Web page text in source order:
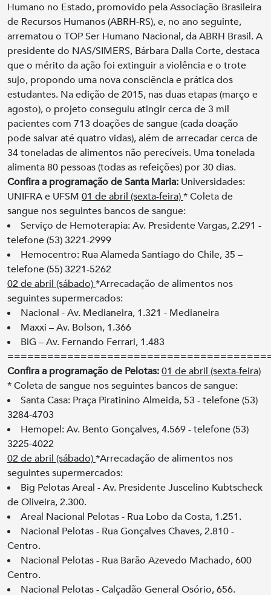
Humano no Estado, promovido pela Associação Brasileira
de Recursos Humanos (ABRH-RS), e, no ano seguinte,
arrematou o TOP Ser Humano Nacional, da ABRH Brasil. A
presidente do NAS/SIMERS, Bárbara Dalla Corte, destaca
que o mérito da ação foi extinguir a violência e o trote
sujo, propondo uma nova consciência e prática dos
estudantes. Na edição de 2015, nas duas etapas (março e
agosto), o projeto conseguiu atingir cerca de 3 mil
pacientes com 713 doações de sangue (cada doação
pode salvar até quatro vidas), além de arrecadar cerca de
34 toneladas de alimentos não perecíveis. Uma tonelada
alimenta 80 pessoas (todas as refeições) por 30 dias.
Confira a programação de Santa Maria: Universidades:
UNIFRA e UFSM 01 de abril (sexta-feira)* Coleta de
sangue nos seguintes bancos de sangue:
Serviço de Hemoterapia: Av. Presidente Vargas, 2.291 -
telefone (53) 3221-2999
Hemocentro: Rua Alameda Santiago do Chile, 35 –
telefone (55) 3221-5262
02 de abril (sábado)*Arrecadação de alimentos nos
seguintes supermercados:
Nacional - Av. Medianeira, 1.321 - Medianeira
Maxxi – Av. Bolson, 1.366
BiG – Av. Fernando Ferrari, 1.483
Confira a programação de Pelotas:01 de abril (sexta-feira)
* Coleta de sangue nos seguintes bancos de sangue:
Santa Casa: Praça Piratinino Almeida, 53 - telefone (53)
3284-4703
Hemopel: Av. Bento Gonçalves, 4.569 - telefone (53)
3225-4022
02 de abril (sábado)*Arrecadação de alimentos nos
seguintes supermercados:
Big Pelotas Areal - Av. Presidente Juscelino Kubtscheck
de Oliveira, 2.300.
Areal Nacional Pelotas - Rua Lobo da Costa, 1.251.
Nacional Pelotas - Rua Gonçalves Chaves, 2.810 -
Centro.
Nacional Pelotas - Rua Barão Azevedo Machado, 600
Centro.
Nacional Pelotas - Calçadão General Osório, 656.